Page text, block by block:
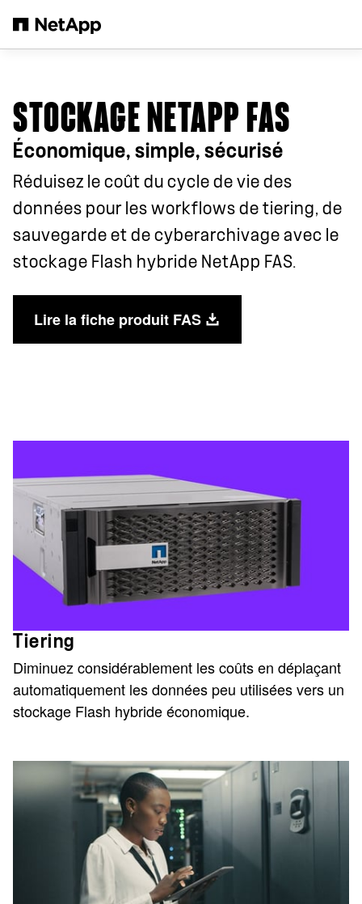
STOCKAGE NETAPP FAS
Économique, simple, sécurisé
Réduisez le coût du cycle de vie des
données pour les workflows de tiering, de
sauvegarde et de cyberarchivage avec le
stockage Flash hybride NetApp FAS.
Lire la fiche produit FAS
Tiering
Diminuez considérablement les coûts en déplaçant
automatiquement les données peu utilisées vers un
stockage Flash hybride économique.